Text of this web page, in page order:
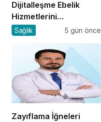
Dijitalleşme Ebelik
Hizmetlerini
Dönüştürüyor
Sağlık 5 gün önce
Zayıflama İğneleri